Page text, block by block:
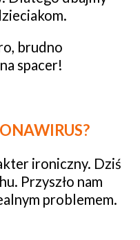
brudno
spacer!
ironiczny. Dziś
Przyszło nam
problemem.